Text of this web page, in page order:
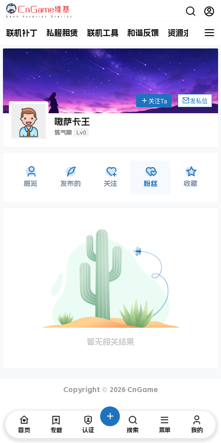
联机补丁 私服租赁 联机工具 和谐反馈 资源求助 商
嗷萨卡王
炼气期 Lv0
关注Ta 发私信
概览 发布的 关注 粉丝 收藏
暂无相关结果
Copyright © 2026 CnGame
首页 专题 认证 搜索 菜单 我的